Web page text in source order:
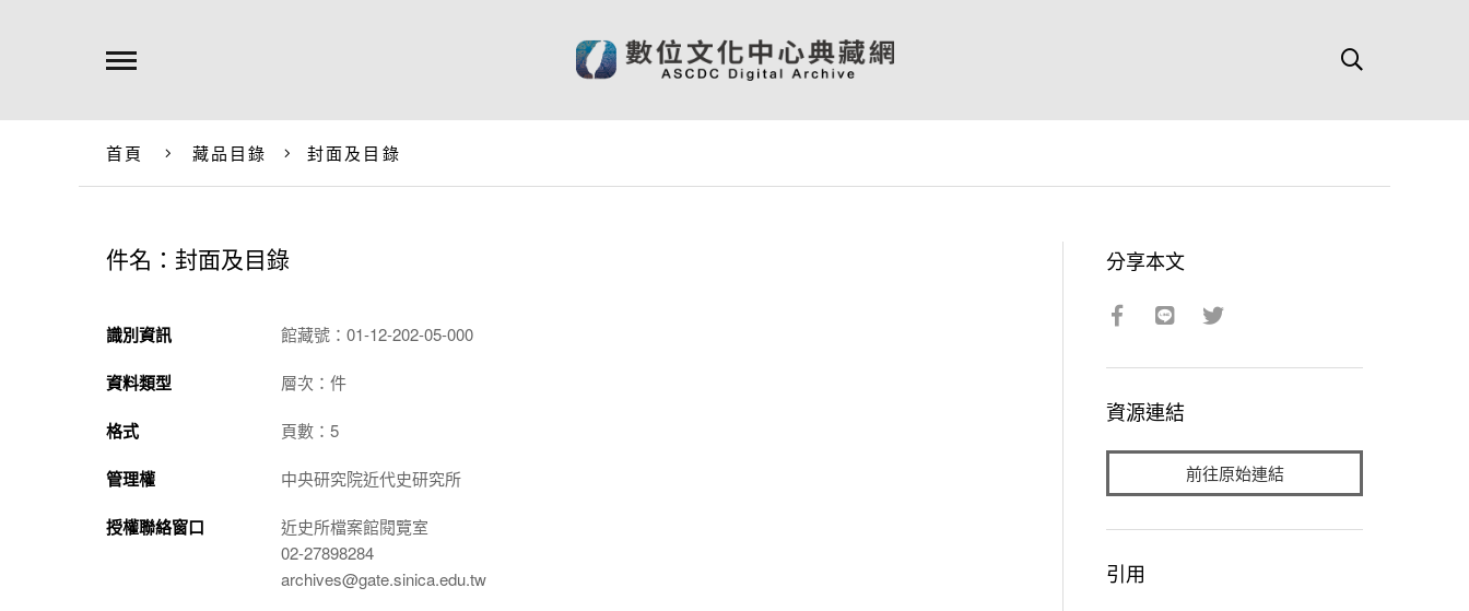
首頁 藏品目錄 封面及目錄
件名：封面及目錄
識別資訊 館藏號：01-12-202-05-000
資料類型 層次：件
格式 頁數：5
管理權 中央研究院近代史研究所
授權聯絡窗口
近史所檔案館閱覽室
02-27898284
archives@gate.sinica.edu.tw
分享本文
資源連結
前往原始連結
引用